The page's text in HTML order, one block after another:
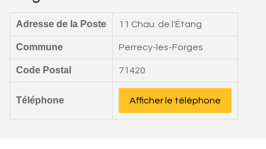
Adresse de la Poste 11 Chau. de l'Étang
Commune Perrecy-les-Forges
Code Postal 71420
Téléphone Afficher le téléphone